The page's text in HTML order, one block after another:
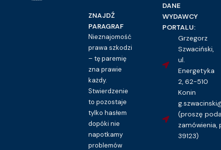
ZNAJDŹ
PARAGRAF
Nieznajomość
prawa szkodzi
– tę paremię
zna prawie
każdy.
Stwierdzenie
to pozostaje
tylko hasłem
dopóki nie
napotkamy
problemów
DANE
WYDAWCY
PORTALU:
Grzegorz
Szwaciński,
ul.
Energetyka
2, 62-510
Konin
(proszę
zamówienia,
39123)